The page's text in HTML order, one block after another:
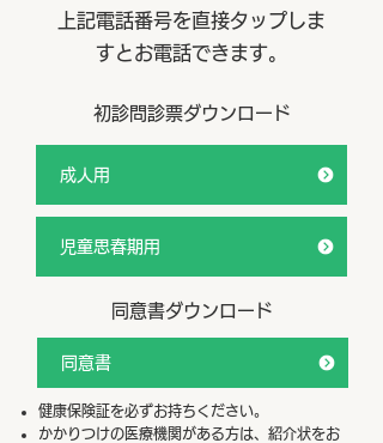
上記電話番号を直接タップしま
すとお電話できます。
初診問診票ダウンロード
成人用
児童思春期用
同意書ダウンロード
同意書
健康保険証を必ずお持ちください。
かかりつけの医療機関がある方は、紹介状をお